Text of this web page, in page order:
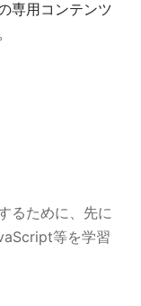
専用コンテンツ
るために、先に
等を学習